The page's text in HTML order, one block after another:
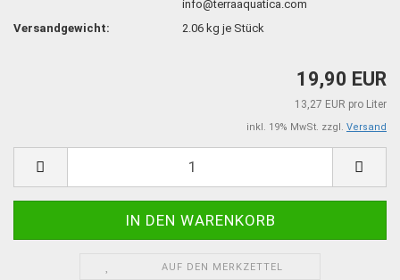
info@terraaquatica.com
Versandgewicht:
2.06 kg je Stück
19,90 EUR
13,27 EUR pro Liter
inkl. 19% MwSt. zzgl. Versand
AUF DEN MERKZETTEL